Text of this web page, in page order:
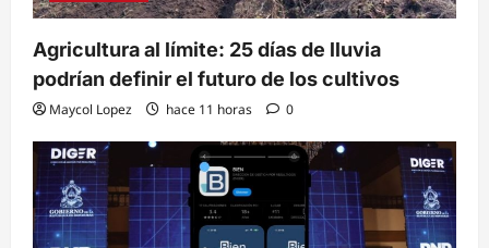
Agricultura al límite: 25 días de lluvia
podrían definir el futuro de los cultivos
Maycol Lopez hace 11 horas 0